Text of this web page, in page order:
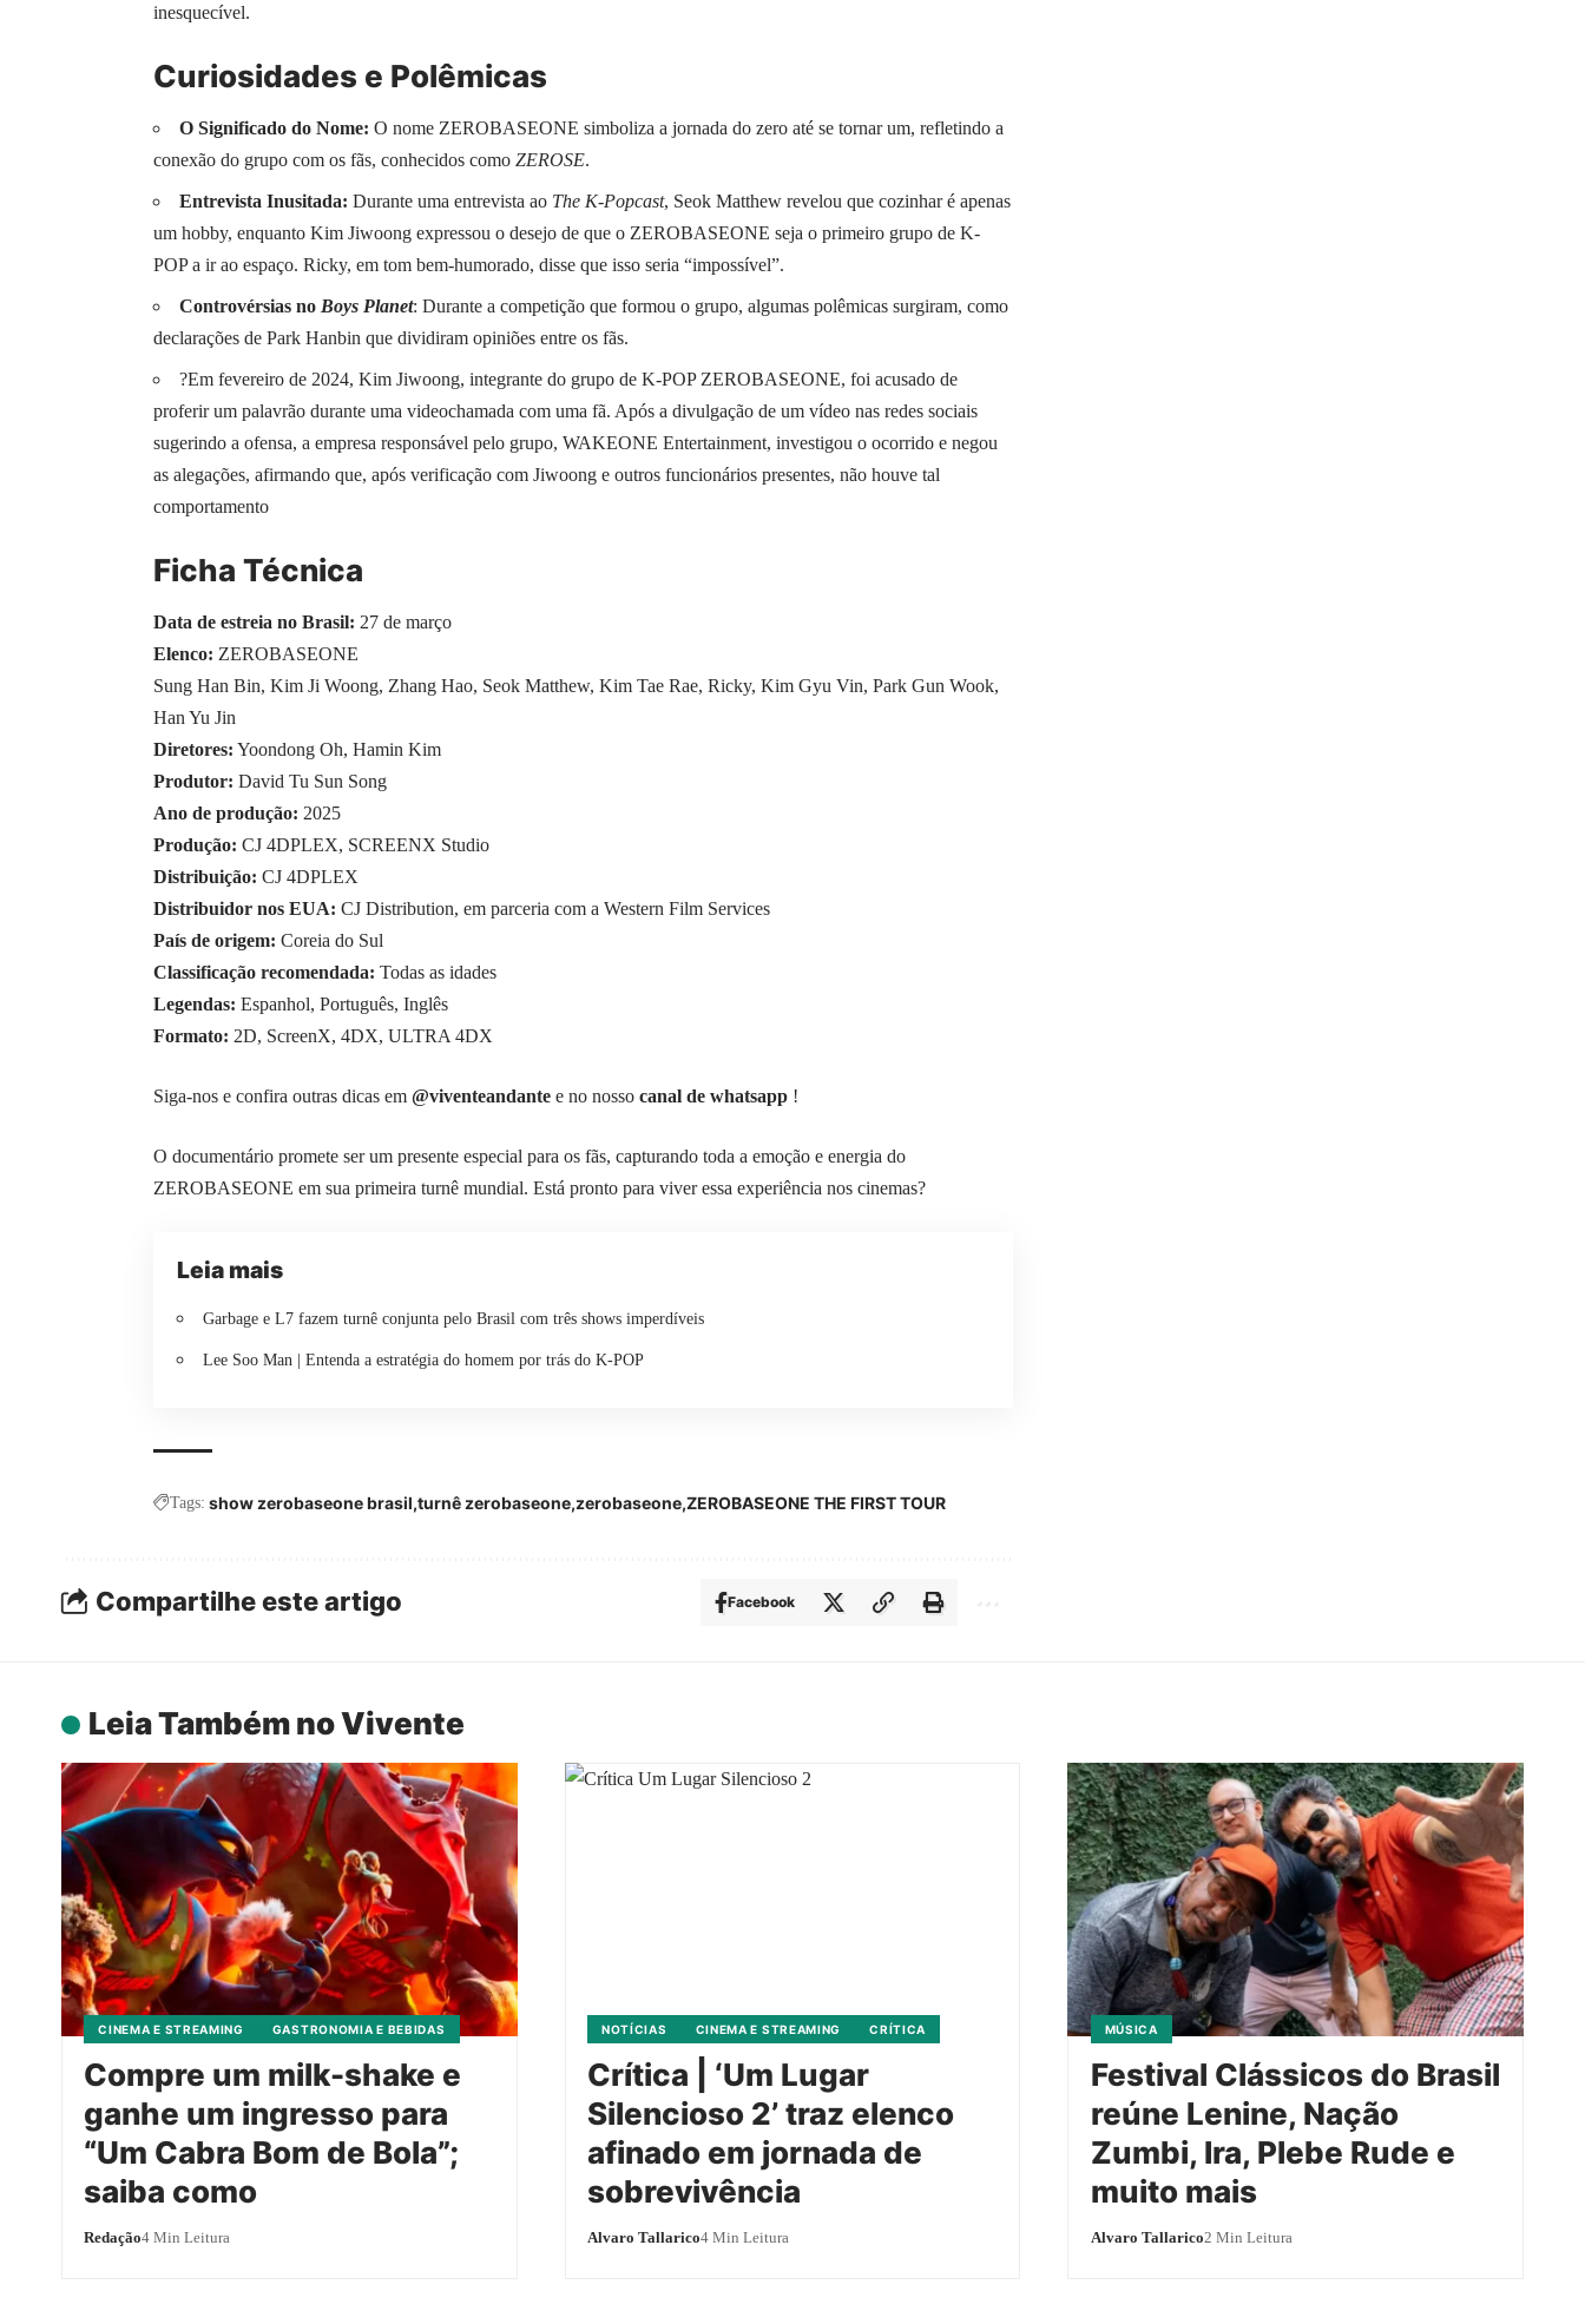
inesquecível.
Curiosidades e Polêmicas
O Significado do Nome: O nome ZEROBASEONE simboliza a jornada do zero até se tornar um, refletindo a
conexão do grupo com os fãs, conhecidos como ZEROSE.
Entrevista Inusitada: Durante uma entrevista ao The K-Popcast, Seok Matthew revelou que cozinhar é apenas
um hobby, enquanto Kim Jiwoong expressou o desejo de que o ZEROBASEONE seja o primeiro grupo de K-
POP a ir ao espaço. Ricky, em tom bem-humorado, disse que isso seria “impossível”.
Controvérsias no Boys Planet: Durante a competição que formou o grupo, algumas polêmicas surgiram, como
declarações de Park Hanbin que dividiram opiniões entre os fãs.
?Em fevereiro de 2024, Kim Jiwoong, integrante do grupo de K-POP ZEROBASEONE, foi acusado de
proferir um palavrão durante uma videochamada com uma fã. Após a divulgação de um vídeo nas redes sociais
sugerindo a ofensa, a empresa responsável pelo grupo, WAKEONE Entertainment, investigou o ocorrido e negou
as alegações, afirmando que, após verificação com Jiwoong e outros funcionários presentes, não houve tal
comportamento
Ficha Técnica
Data de estreia no Brasil: 27 de março
Elenco: ZEROBASEONE
Sung Han Bin, Kim Ji Woong, Zhang Hao, Seok Matthew, Kim Tae Rae, Ricky, Kim Gyu Vin, Park Gun Wook,
Han Yu Jin
Diretores: Yoondong Oh, Hamin Kim
Produtor: David Tu Sun Song
Ano de produção: 2025
Produção: CJ 4DPLEX, SCREENX Studio
Distribuição: CJ 4DPLEX
Distribuidor nos EUA: CJ Distribution, em parceria com a Western Film Services
País de origem: Coreia do Sul
Classificação recomendada: Todas as idades
Legendas: Espanhol, Português, Inglês
Formato: 2D, ScreenX, 4DX, ULTRA 4DX
Siga-nos e confira outras dicas em @viventeandante e no nosso canal de whatsapp !
O documentário promete ser um presente especial para os fãs, capturando toda a emoção e energia do
ZEROBASEONE em sua primeira turnê mundial. Está pronto para viver essa experiência nos cinemas?
Leia mais
Garbage e L7 fazem turnê conjunta pelo Brasil com três shows imperdíveis
Lee Soo Man | Entenda a estratégia do homem por trás do K-POP
Tags: show zerobaseone brasil turnê zerobaseone zerobaseone ZEROBASEONE THE FIRST TOUR
Compartilhe este artigo Facebook
Leia Também no Vivente
CINEMA E STREAMING GASTRONOMIA E BEBIDAS
Compre um milk-shake e
ganhe um ingresso para
“Um Cabra Bom de Bola”;
saiba como
Redação4 Min Leitura
NOTÍCIAS CINEMA E STREAMING CRÍTICA
Crítica | ‘Um Lugar
Silencioso 2’ traz elenco
afinado em jornada de
sobrevivência
Alvaro Tallarico4 Min Leitura
MÚSICA
Festival Clássicos do Brasil
reúne Lenine, Nação
Zumbi, Ira, Plebe Rude e
muito mais
Alvaro Tallarico2 Min Leitura